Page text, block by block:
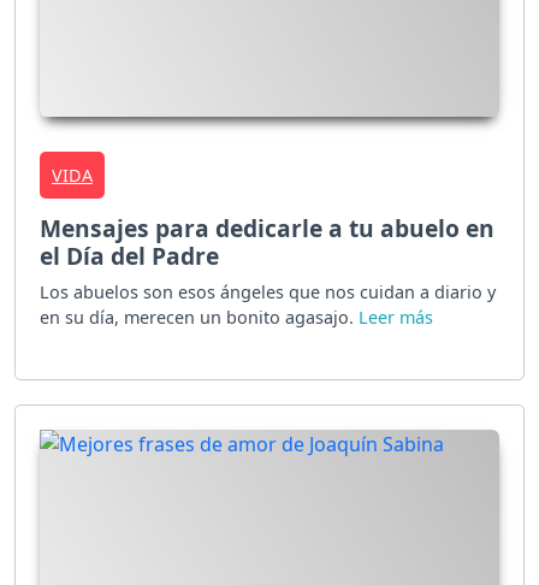
VIDA
Mensajes para dedicarle a tu abuelo en
el Día del Padre
Los abuelos son esos ángeles que nos cuidan a diario y
en su día, merecen un bonito agasajo.